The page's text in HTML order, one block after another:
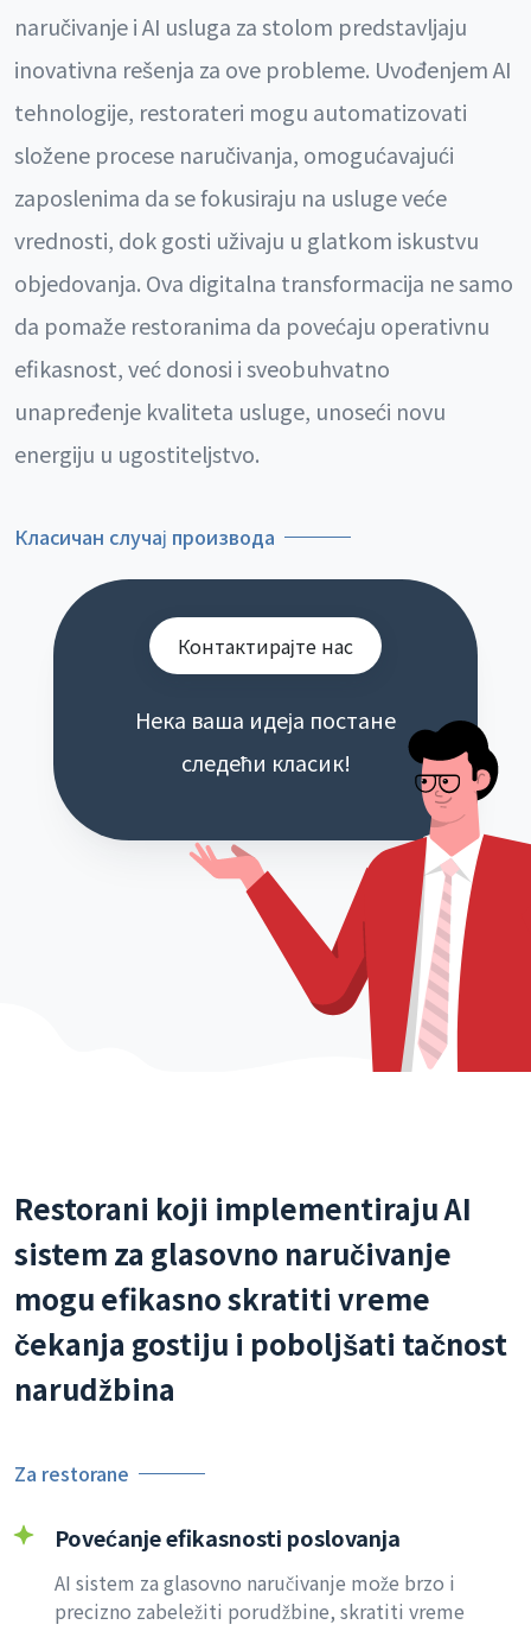
naručivanje i AI usluga za stolom predstavljaju
inovativna rešenja za ove probleme. Uvođenjem AI
tehnologije, restorateri mogu automatizovati
složene procese naručivanja, omogućavajući
zaposlenima da se fokusiraju na usluge veće
vrednosti, dok gosti uživaju u glatkom iskustvu
objedovanja. Ova digitalna transformacija ne samo
da pomaže restoranima da povećaju operativnu
efikasnost, već donosi i sveobuhvatno
unapređenje kvaliteta usluge, unoseći novu
energiju u ugostiteljstvo.
Класичан случај производа
Контактирајте нас
Нека ваша идеја постане
следећи класик!
Restorani koji implementiraju AI
sistem za glasovno naručivanje
mogu efikasno skratiti vreme
čekanja gostiju i poboljšati tačnost
narudžbina
Za restorane
Povećanje efikasnosti poslovanja
AI sistem za glasovno naručivanje može brzo i
precizno zabeležiti porudžbine, skratiti vreme